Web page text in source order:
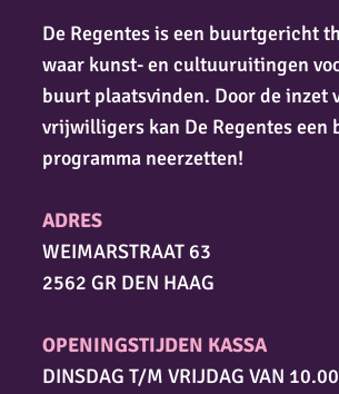
De Regentes is een buurtgericht
waar kunst- en cultuuruitingen
buurt plaatsvinden. Door de inzet
vrijwilligers kan De Regentes een
programma neerzetten!
ADRES
WEIMARSTRAAT 63
2562 GR DEN HAAG
OPENINGSTIJDEN KASSA
DINSDAG T/M VRIJDAG VAN